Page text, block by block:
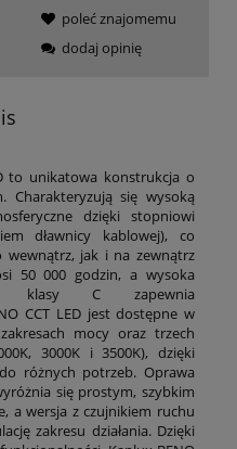
poleć znajomemu
dodaj opinię
to unikatowa konstrukcja o
Charakteryzują się wysoką
dzięki stopniowi
dławnicy kablowej), co
jak i na zewnątrz
50 000 godzin, a wysoka
klasy C zapewnia
CCT LED jest dostępne w
mocy oraz trzech
3000K i 3500K), dzięki
różnych potrzeb. Oprawa
się prostym, szybkim
a wersja z czujnikiem ruchu
zakresu działania. Dzięki